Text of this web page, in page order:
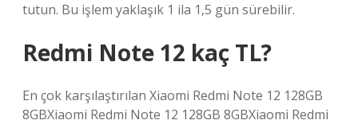
tutun. Bu işlem yaklaşık 1 ila 1,5 gün sürebilir.
Redmi Note 12 kaç TL?
En çok karşılaştırılan Xiaomi Redmi Note 12 128GB
8GBXiaomi Redmi Note 12 128GB 8GBXiaomi Redmi